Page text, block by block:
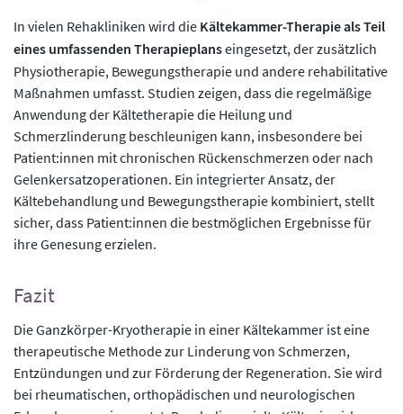
In vielen Rehakliniken wird die Kältekammer-Therapie als Teil
eines umfassenden Therapieplanseingesetzt, der zusätzlich
Physiotherapie, Bewegungstherapie und andere rehabilitative
Maßnahmen umfasst. Studien zeigen, dass die regelmäßige
Anwendung der Kältetherapie die Heilung und
Schmerzlinderung beschleunigen kann, insbesondere bei
Patient:innen mit chronischen Rückenschmerzen oder nach
Gelenkersatzoperationen. Ein integrierter Ansatz, der
Kältebehandlung und Bewegungstherapie kombiniert, stellt
sicher, dass Patient:innen die bestmöglichen Ergebnisse für
ihre Genesung erzielen.
Fazit
Die Ganzkörper-Kryotherapie in einer Kältekammer ist eine
therapeutische Methode zur Linderung von Schmerzen,
Entzündungen und zur Förderung der Regeneration. Sie wird
bei rheumatischen, orthopädischen und neurologischen